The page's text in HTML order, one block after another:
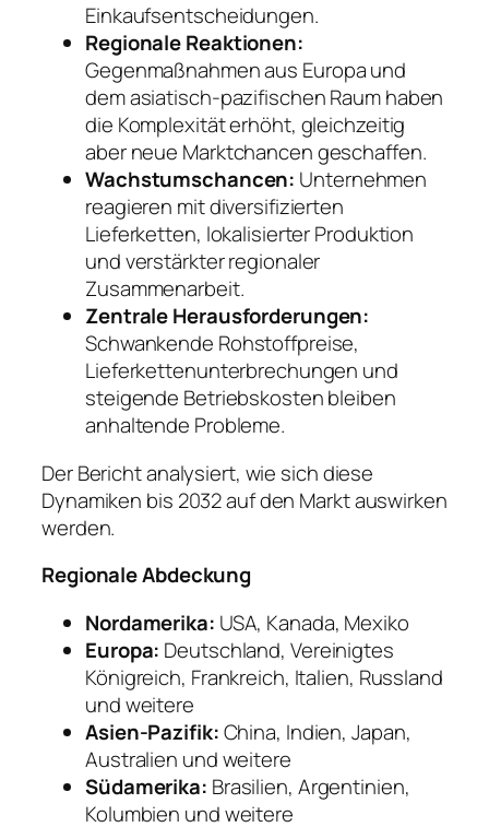
Einkaufsentscheidungen.
Regionale Reaktionen:
Gegenmaßnahmen aus Europa und
dem asiatisch-pazifischen Raum haben
die Komplexität erhöht, gleichzeitig
aber neue Marktchancen geschaffen.
Wachstumschancen: Unternehmen
reagieren mit diversifizierten
Lieferketten, lokalisierter Produktion
und verstärkter regionaler
Zusammenarbeit.
Zentrale Herausforderungen:
Schwankende Rohstoffpreise,
Lieferkettenunterbrechungen und
steigende Betriebskosten bleiben
anhaltende Probleme.
Der Bericht analysiert, wie sich diese
Dynamiken bis 2032 auf den Markt auswirken
werden.
Regionale Abdeckung
Nordamerika: USA, Kanada, Mexiko
Europa: Deutschland, Vereinigtes
Königreich, Frankreich, Italien, Russland
und weitere
Asien-Pazifik:China, Indien, Japan,
Australien und weitere
Südamerika: Brasilien, Argentinien,
Kolumbien und weitere